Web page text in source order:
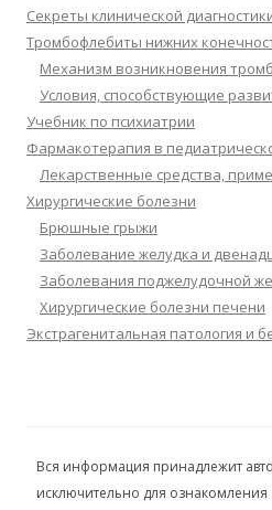
Секреты клинической
Тромбофлебиты нижних
Механизм возникновения
Условия, способствующие
Учебник по психиатрии
Фармакотерапия в
Лекарственные средства,
Хирургические болезни
Брюшные грыжи
Заболевание желудка и
Заболевания поджелудочной
Хирургические болезни печени
Экстрагенитальная патология и
Вся информация принадлежит
исключительно для ознакомления